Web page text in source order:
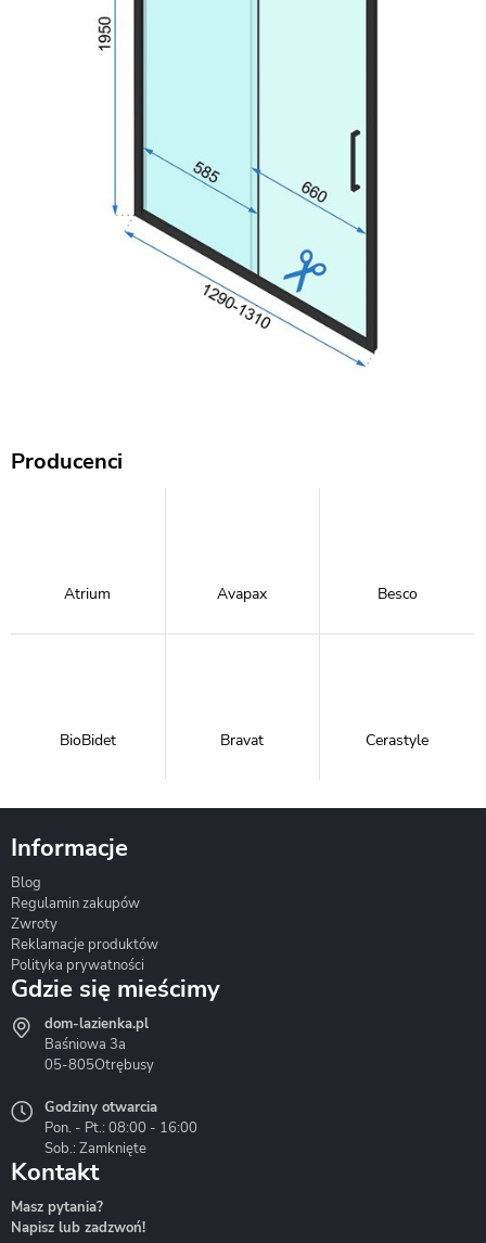
Producenci
Atrium Avapax Besco
BioBidet Bravat Cerastyle
Hydrostop
Liveno
Informacje
Blog
Regulamin zakupów
Zwroty
Reklamacje produktów
Polityka prywatności
Gdzie się mieścimy
dom-lazienka.pl
Baśniowa 3a
05-805Otrębusy
Godziny otwarcia
Pon. - Pt.: 08:00 - 16:00
Sob.: Zamknięte
Kontakt
Masz pytania?
Napisz lub zadzwoń!